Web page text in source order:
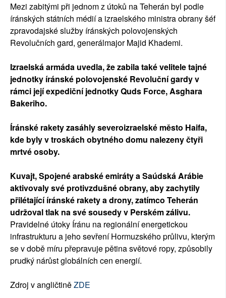
Mezi zabitými při jednom z útoků na Teherán byl podle
íránských státních médií a izraelského ministra obrany šéf
zpravodajské služby íránských polovojenských
Revolučních gard, generálmajor Majid Khademi.
Izraelská armáda uvedla, že zabila také velitele tajné
jednotky íránské polovojenské Revoluční gardy v
rámci její expediční jednotky Quds Force, Asghara
Bakeriho.
Íránské rakety zasáhly severoizraelské město Haifa,
kde byly v troskách obytného domu nalezeny čtyři
mrtvé osoby.
Kuvajt, Spojené arabské emiráty a Saúdská Arábie
aktivovaly své protivzdušné obrany, aby zachytily
přilétající íránské rakety a drony, zatímco Teherán
udržoval tlak na své sousedy v Perském zálivu.
Pravidelné útoky Íránu na regionální energetickou
infrastrukturu a jeho sevření Hormuzského průlivu, kterým
se v době míru přepravuje pětina světové ropy, způsobily
prudký nárůst globálních cen energií.
Zdroj v angličtiněZDE